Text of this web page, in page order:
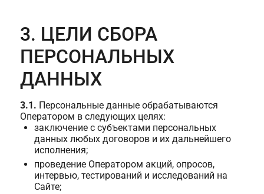
3. ЦЕЛИ СБОРА
ПЕРСОНАЛЬНЫХ
ДАННЫХ
3.1. Персональные данные обрабатываются
Оператором в следующих целях:
заключение с субъектами персональных
данных любых договоров и их дальнейшего
исполнения;
проведение Оператором акций, опросов,
интервью, тестирований и исследований на
Сайте;